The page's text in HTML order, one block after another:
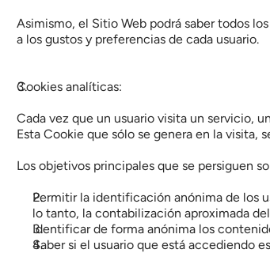
Asimismo, el Sitio Web podrá saber todos
a los gustos y preferencias de cada usuario.
Cookies analíticas:
Cada vez que un usuario visita un servicio,
Esta Cookie que sólo se genera en la visita,
Los objetivos principales que se persiguen
Permitir la identificación anónima de los
lo tanto, la contabilización aproximada
Identificar de forma anónima los
Saber si el usuario que está accediendo